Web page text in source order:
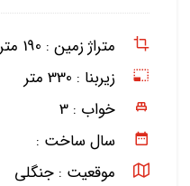
متراژ زمین : 190 متر
زیربنا : 330 متر
خواب : 3
سال ساخت :
موقعیت : جنگلی